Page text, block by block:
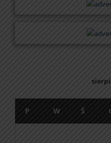
P W Ś